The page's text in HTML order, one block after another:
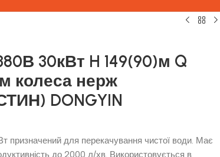
30кВт H 149(90)м Q
колеса нерж
DONGYIN
призначений для перекачування чистої води. Має
до 2000 л/хв. Використовується в